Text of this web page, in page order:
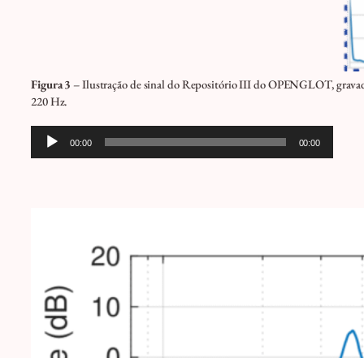
Figura 3 – Ilustração de sinal do Repositório III do OPENGLOT,
220 Hz.
Tocador
00:00 00:00